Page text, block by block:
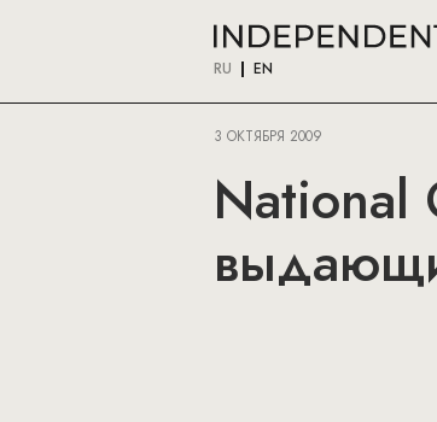
RU EN
3 ОКТЯБРЯ 2009
National